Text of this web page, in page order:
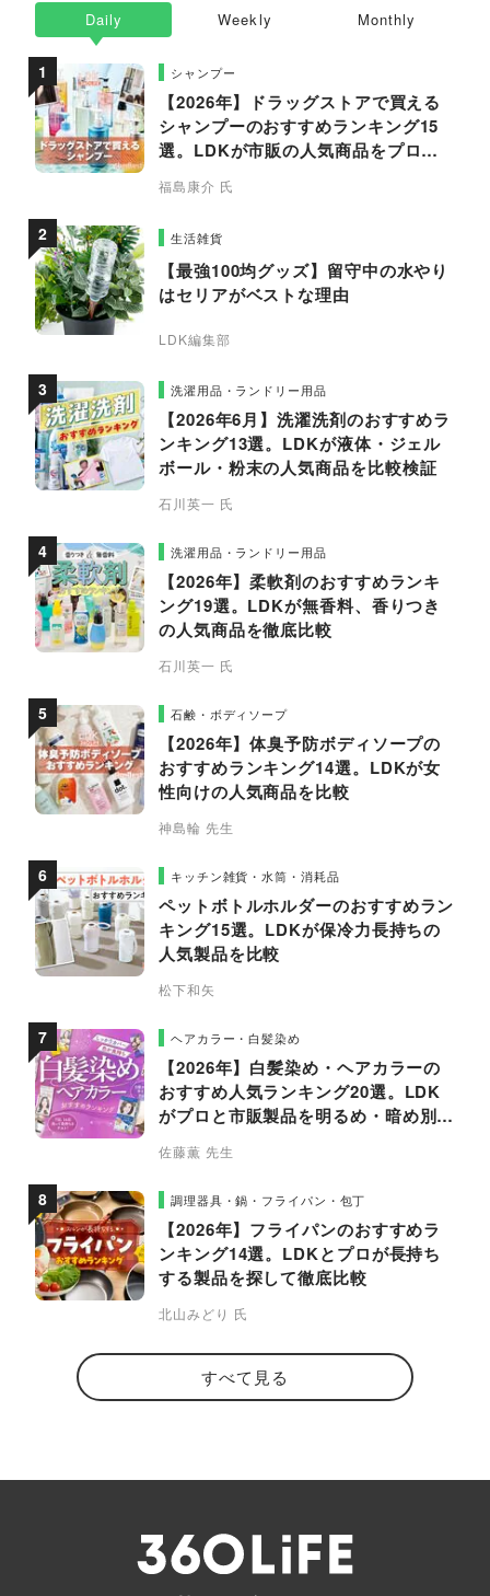
Daily
シャンプー
【2026年】ドラッグストアで買える
シャンプーのおすすめランキング15
選。LDKが市販の人気商品をプロと
比較
福島康介 氏
生活雑貨
【最強100均グッズ】留守中の水やり
はセリアがベストな理由
LDK編集部
洗濯用品・ランドリー用品
【2026年6月】洗濯洗剤のおすすめラ
ンキング13選。LDKが液体・ジェル
ボール・粉末の人気商品を比較検証
石川英一 氏
洗濯用品・ランドリー用品
【2026年】柔軟剤のおすすめランキ
ング19選。LDKが無香料、香りつき
の人気商品を徹底比較
石川英一 氏
石鹸・ボディソープ
【2026年】体臭予防ボディソープの
おすすめランキング14選。LDKが女
性向けの人気商品を比較
神島輪 先生
キッチン雑貨・水筒・消耗品
ペットボトルホルダーのおすすめラン
キング15選。LDKが保冷力長持ちの
人気製品を比較
松下和矢
ヘアカラー・白髪染め
【2026年】白髪染め・ヘアカラーの
おすすめ人気ランキング20選。LDK
がプロと市販製品を明るめ・暗め別に
比較
佐藤薫 先生
調理器具・鍋・フライパン・包丁
【2026年】フライパンのおすすめラ
ンキング14選。LDKとプロが長持ち
する製品を探して徹底比較
北山みどり 氏
すべて見る
Weekly Monthly